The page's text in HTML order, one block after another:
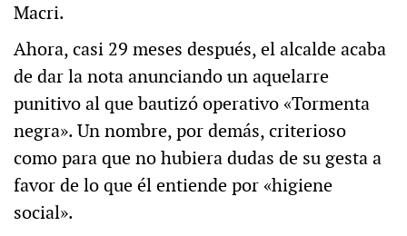
Macri.
Ahora, casi 29 meses después, el alcalde acaba
de dar la nota anunciando un aquelarre
punitivo al que bautizó operativo «Tormenta
negra». Un nombre, por demás, criterioso
como para que no hubiera dudas de su gesta a
favor de lo que él entiende por «higiene
social».